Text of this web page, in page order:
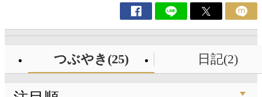
つぶやき(25) 日記(2)